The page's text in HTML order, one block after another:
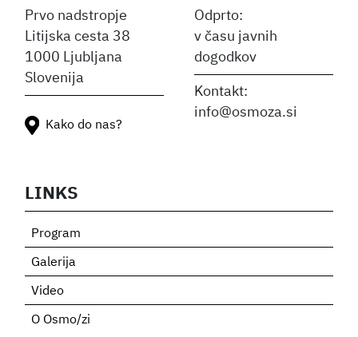
Prvo nadstropje
Litijska cesta 38
1000 Ljubljana
Slovenija
Odprto:
v času javnih
dogodkov
Kontakt:
info@osmoza.si
LINKS
Program
Galerija
Video
O Osmo/zi
Kako do nas?